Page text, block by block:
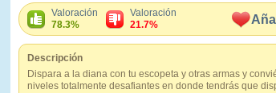
Valoración
78.3%
Valoración
21.7%
Descripción
Dispara a la diana con tu escopeta y otras armas y
niveles totalmente desafiantes en donde tendrás que